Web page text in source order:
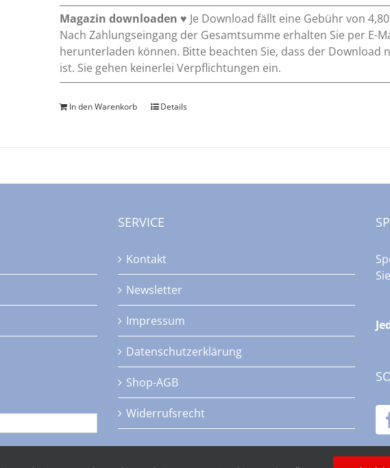
Magazin downloaden ♥ Je Download fällt eine Gebühr von
Nach Zahlungseingang der Gesamtsumme erhalten Sie per E-
herunterladen können. Bitte beachten Sie, dass der
ist. Sie gehen keinerlei Verpflichtungen ein.
In den Warenkorb Details
SERVICE
Kontakt
Newsletter
Impressum
Datenschutzerklärung
Shop-AGB
Widerrufsrecht